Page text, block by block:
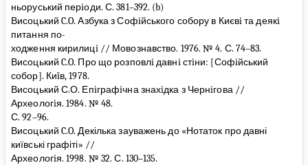
ньоруський перiоди. С. 381–392. (b)
Висоцький C.O. Азбука з Софiйського собору в Києвi та деякi
питання по-
ходження кирилицi // Мовознавство. 1976. № 4. С. 74–83.
Висоцький C.O. Про що розповлi давнi стiни: [Софiйський
собор]. Киïв, 1978.
Висоцький С.О. Епiграфiчна знахiдка з Чернiгова //
Археологiя. 1984. № 48.
С. 92–96.
Висоцький C.O. Декілька зауважень до «Нотаток про давні
київські графіті» //
Археологiя. 1998. № 32. С. 130–135.